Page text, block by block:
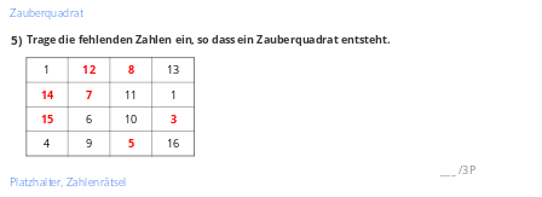
Zauberquadrat
5) Trage die fehlenden Zahlen ein, so dass ein Zauberquadrat entsteht.
1 12 8
13
14
7 11
1
15
6 10 3
4 9 5 16
/3P
Platzhalter, Zahlenrätsel